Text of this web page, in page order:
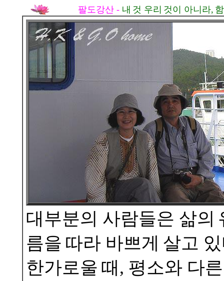
팔도강산 - 내 것 우리 것이 아니라,
대부분의 사람들은 삶의
름을 따라 바쁘게 살고
한가로울 때, 평소와 다